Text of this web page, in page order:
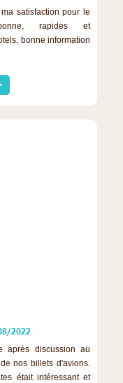
satisfaction pour le
rapides et
bonne information
2022
après discussion au
nos billets d'avions.
était intéressant et